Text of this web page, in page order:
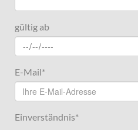
gültig ab
E-Mail*
Einverständnis*